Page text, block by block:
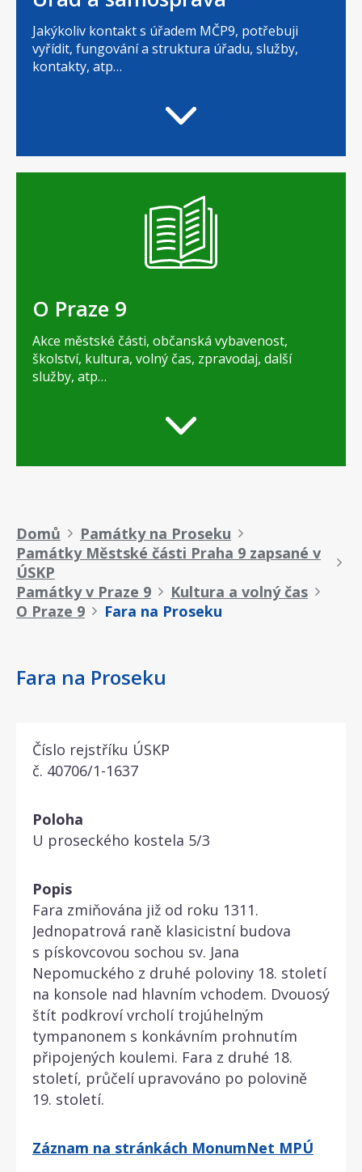
Jakýkoliv kontakt s úřadem MČP9, potřebuji
vyřídit, fungování a struktura úřadu, služby,
kontakty, atp…
O Praze 9
Akce městské části, občanská vybavenost,
školství, kultura, volný čas, zpravodaj, další
služby, atp…
Drobečková
navigace
Domů
Památky na Proseku
Památky Městské části Praha 9 zapsané v
ÚSKP
Památky v Praze 9
Kultura a volný čas
O Praze 9
Fara na Proseku
Fara na Proseku
Číslo rejstříku ÚSKP
č. 40706/1-1637
Poloha
U proseckého kostela 5/3
Popis
Fara zmiňována již od roku 1311.
Jednopatrová raně klasicistní budova
s pískovcovou sochou sv. Jana
Nepomuckého z druhé poloviny 18. století
na konsole nad hlavním vchodem. Dvouosý
štít podkroví vrcholí trojúhelným
tympanonem s konkávním prohnutím
připojených koulemi. Fara z druhé 18.
století, průčelí upravováno po polovině
19. století.
Záznam na stránkách MonumNet MPÚ